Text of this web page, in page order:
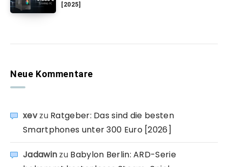
[2025]
Neue Kommentare
xevzu Ratgeber: Das sind die besten
Smartphones unter 300 Euro [2026]
Jadawin zu Babylon Berlin: ARD-Serie